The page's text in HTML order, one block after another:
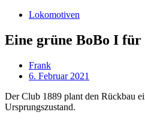
Lokomotiven
Eine grüne BoBo I für
Frank
6. Februar 2021
Der Club 1889 plant den Rückbau
Ursprungszustand.